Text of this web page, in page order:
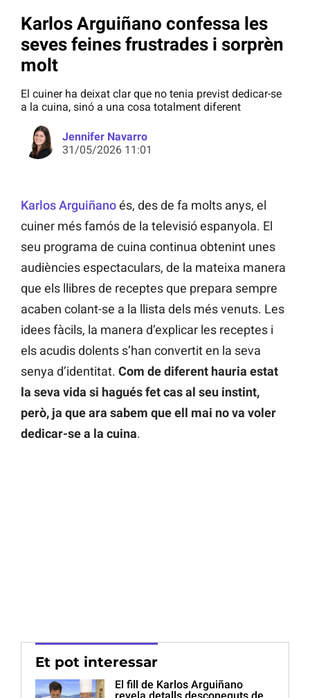
Karlos Arguiñano confessa les
seves feines frustrades i sorprèn
molt
El cuiner ha deixat clar que no tenia previst dedicar-se
a la cuina, sinó a una cosa totalment diferent
Jennifer Navarro
31/05/2026 11:01
Karlos Arguiñanoés, des de fa molts anys, el
cuiner més famós de la televisió espanyola. El
seu programa de cuina continua obtenint unes
audiències espectaculars, de la mateixa manera
que els llibres de receptes que prepara sempre
acaben colant-se a la llista dels més venuts. Les
idees fàcils, la manera d’explicar les receptes i
els acudis dolents s’han convertit en la seva
senya d’identitat. Com de diferent hauria estat
la seva vida si hagués fet cas al seu instint,
però, ja que ara sabem que ell mai no va voler
dedicar-se a la cuina.
Et pot interessar
El fill de Karlos Arguiñano